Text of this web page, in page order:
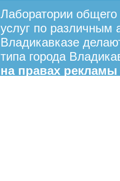
Лаборатории
услуг по различным
Владикавказе
типа города
на правах рекламы